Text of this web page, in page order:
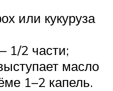
или кукуруза
1/2 части;
масло
1–2 капель.